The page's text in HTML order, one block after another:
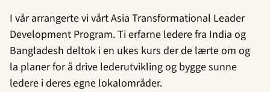
I vår arrangerte vi vårt Asia Transformational Leader
Development Program. Ti erfarne ledere fra India og
Bangladesh deltok i en ukes kurs der de lærte om og
la planer for å drive lederutvikling og bygge sunne
ledere i deres egne lokalområder.